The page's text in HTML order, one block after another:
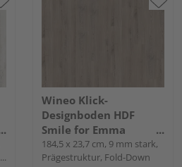
Wineo Klick-
Designboden HDF
Smile for Emma
Landhausdiele - wineo
1200 wood XXL
184,5 x 23,7 cm, 9 mm stark,
Prägestruktur, Fold-Down